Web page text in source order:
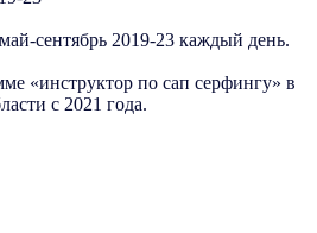
сентябрь 2019-23 каждый день.
«инструктор по сап серфингу» в
с 2021 года.